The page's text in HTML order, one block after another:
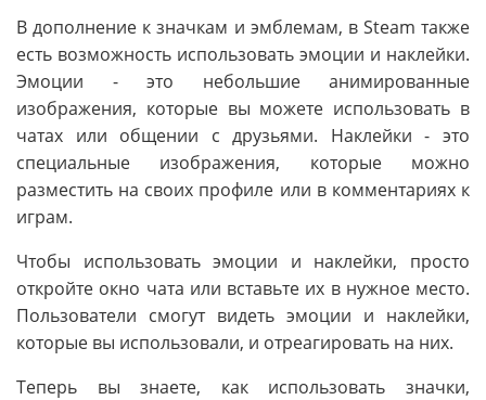
В дополнение к значкам и эмблемам, в Steam также
есть возможность использовать эмоции и наклейки.
Эмоции - это небольшие анимированные
изображения, которые вы можете использовать в
чатах или общении с друзьями. Наклейки - это
специальные изображения, которые можно
разместить на своих профиле или в комментариях к
играм.
Чтобы использовать эмоции и наклейки, просто
откройте окно чата или вставьте их в нужное место.
Пользователи смогут видеть эмоции и наклейки,
которые вы использовали, и отреагировать на них.
Теперь вы знаете, как использовать значки,